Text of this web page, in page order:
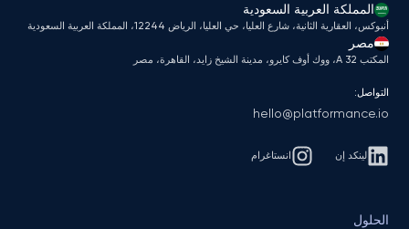
المملكة العربية السعودية
أنبوكس، العقارية الثانية، شارع العليا، حي العليا، الرياض 12244، المملكة العربية السعودية
مصر
المكتب A 32، ووك أوف كايرو، مدينة الشيخ زايد، القاهرة، مصر
التواصل:
hello@platformance.io
لينكد إن انستاغرام
الحلول